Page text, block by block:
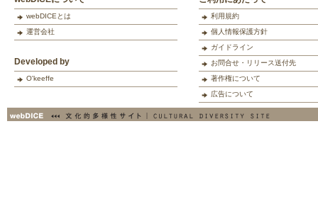
webDICEとは
運営会社
Developed by
O'keeffe
利用規約
個人情報保護方針
ガイドライン
お問合せ・リリース送付先
著作権について
広告について